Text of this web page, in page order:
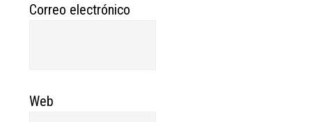
Correo electrónico
Web